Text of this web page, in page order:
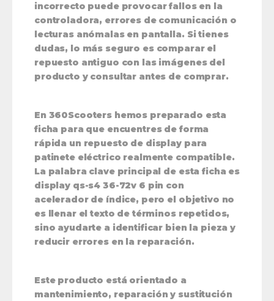
incorrecto puede provocar fallos en la
controladora, errores de comunicación o
lecturas anómalas en pantalla. Si tienes
dudas, lo más seguro es comparar el
repuesto antiguo con las imágenes del
producto y consultar antes de comprar.
En 360Scooters hemos preparado esta
ficha para que encuentres de forma
rápida un repuesto de display para
patinete eléctrico realmente compatible.
La palabra clave principal de esta ficha es
display qs-s4 36-72v 6 pin con
acelerador de índice, pero el objetivo no
es llenar el texto de términos repetidos,
sino ayudarte a identificar bien la pieza y
reducir errores en la reparación.
Este producto está orientado a
mantenimiento, reparación y sustitución